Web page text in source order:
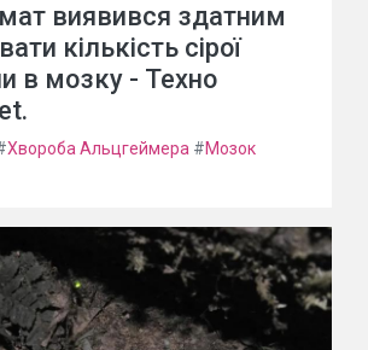
виявився здатним
кількість сірої
в мозку - Техно
Хвороба Альцгеймера #Мозок